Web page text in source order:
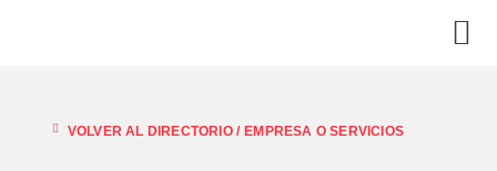
VOLVER AL DIRECTORIO / EMPRESA O SERVICIOS